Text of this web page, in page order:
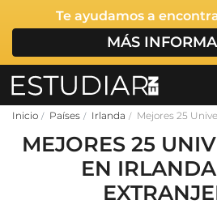
Te ayudamos a
MÁS
Inicio Países Irlanda Mejores 25
MEJORES 25
EN